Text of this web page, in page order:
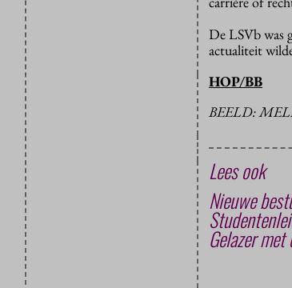
De LSVb was
actualiteit
HOP/BB
BEELD:
Lees ook
Nieuwe
Gelazer met